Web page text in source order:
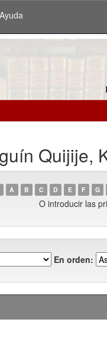
Ayuda
Quijije,
A B C D E F G
O introducir las
En orden: